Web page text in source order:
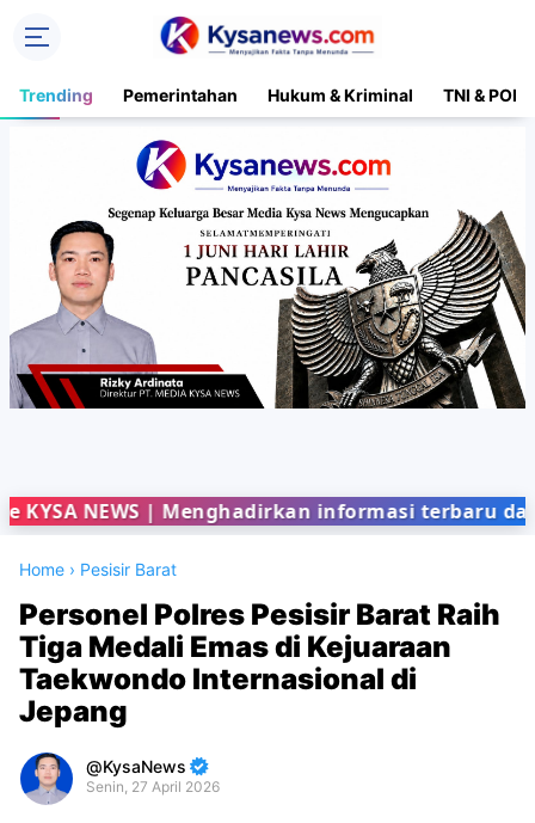
Trending Pemerintahan Hukum & Kriminal TNI &
| Menghadirkan informasi terbaru dari
Home › Pesisir Barat
Personel Polres Pesisir Barat Raih
Tiga Medali Emas di Kejuaraan
Taekwondo Internasional di
Jepang
KysaNews
Senin, 27 April 2026